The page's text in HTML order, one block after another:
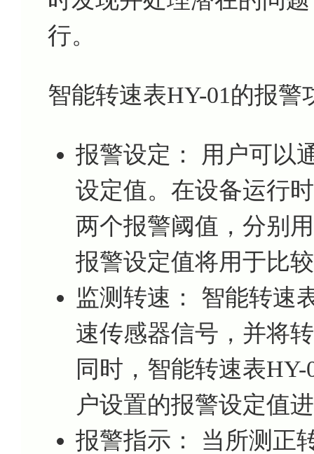
行。
智能转速表HY-01的报
报警设定： 用户可以
设定值。在设备运行
两个报警阈值，分别
报警设定值将用于比
监测转速： 智能转速
速传感器信号，并将
同时，智能转速表
户设置的报警设定值
报警指示： 当所测正